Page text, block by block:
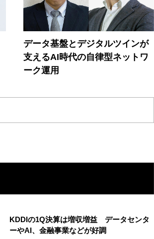
データ基盤とデジタルツインが
支えるAI時代の自律型ネットワ
ーク運用
KDDIの1Q決算は増収増益 データセンタ
ーやAI、金融事業などが好調